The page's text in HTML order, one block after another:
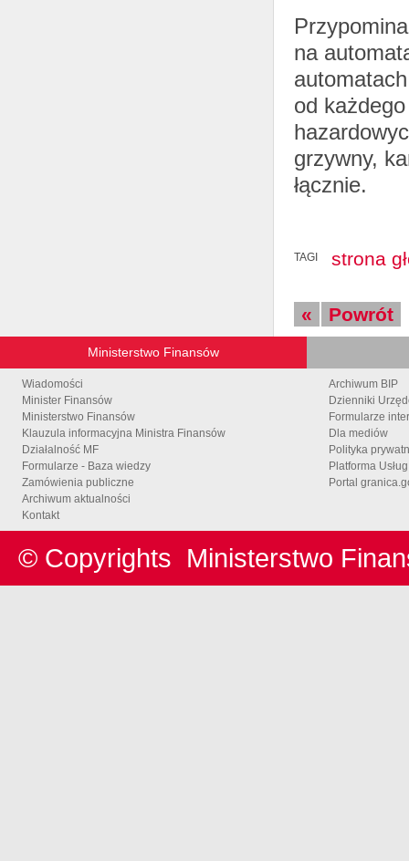
na
od
grzywny,
łącznie.
TAGI strona
« Powrót
Ministerstwo Finansów
Wiadomości
Minister Finansów
Ministerstwo Finansów
Klauzula informacyjna Ministra Finansów
Działalność MF
Formularze - Baza wiedzy
Zamówienia publiczne
Archiwum aktualności
Kontakt
Archiwum BIP
Dzienniki
Formularze
Dla mediów
Polityka
Platforma
Portal
© Copyrights Ministerstwo